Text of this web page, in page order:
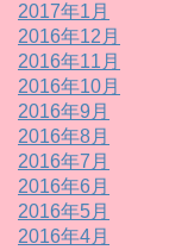
2017年1月
2016年12月
2016年11月
2016年10月
2016年9月
2016年8月
2016年7月
2016年6月
2016年5月
2016年4月